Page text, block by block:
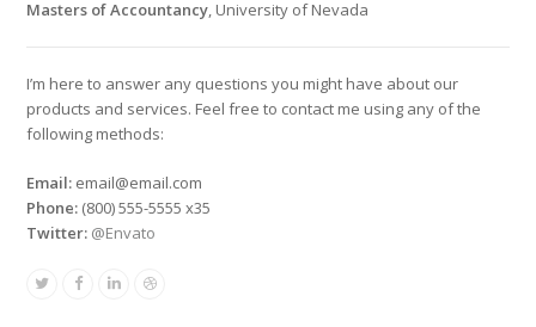
Masters of Accountancy, University of Nevada
I’m here to answer any questions you might have about our
products and services. Feel free to contact me using any of the
following methods:
Email: email@email.com
Phone: (800) 555-5555 x35
Twitter: @Envato
TwitterFacebook
LinkedinDribbble